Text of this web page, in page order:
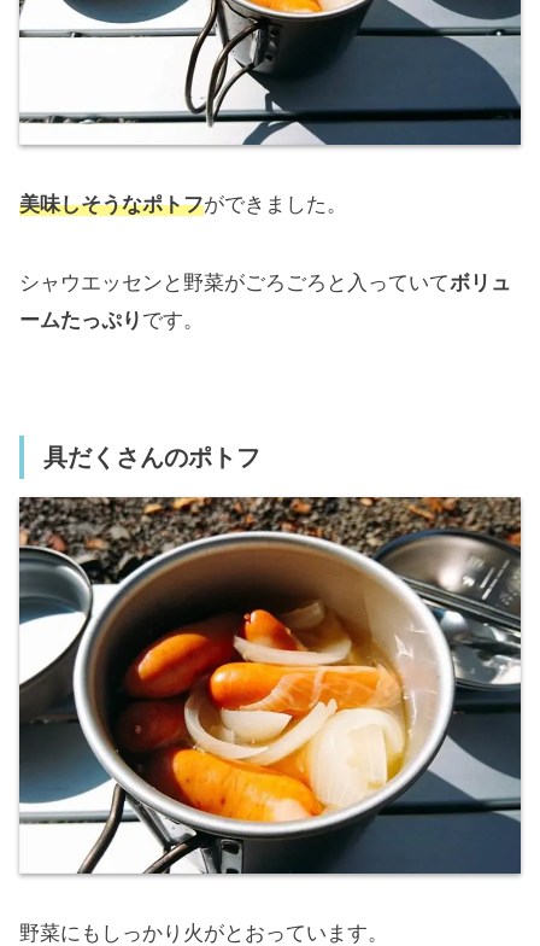
美味しそうなポトフができました。
シャウエッセンと野菜がごろごろと入っていてボリュ
ームたっぷり です。
具だくさんのポトフ
野菜にもしっかり火がとおっています。